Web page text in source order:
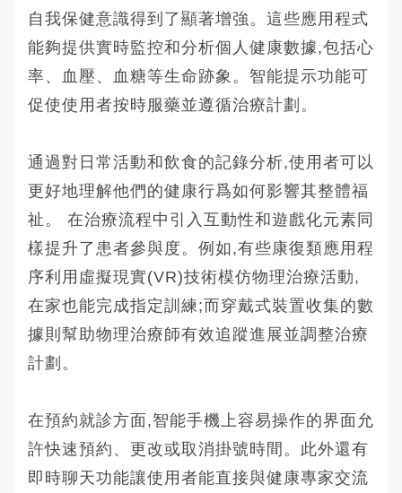
自我保健意識得到了顯著增強。這些應用程式
能夠提供實時監控和分析個人健康數據,包括心
率、血壓、血糖等生命跡象。智能提示功能可
促使使用者按時服藥並遵循治療計劃。
通過對日常活動和飲食的記錄分析,使用者可以
更好地理解他們的健康行爲如何影響其整體福
祉。 在治療流程中引入互動性和遊戲化元素同
樣提升了患者參與度。例如,有些康復類應用程
序利用虛擬現實(VR)技術模仿物理治療活動,
在家也能完成指定訓練;而穿戴式裝置收集的數
據則幫助物理治療師有效追蹤進展並調整治療
計劃。
在預約就診方面,智能手機上容易操作的界面允
許快速預約、更改或取消掛號時間。此外還有
即時聊天功能讓使用者能直接與健康專家交流